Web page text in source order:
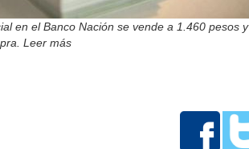
en el Banco Nación se vende a 1.460 pesos y
Leer más